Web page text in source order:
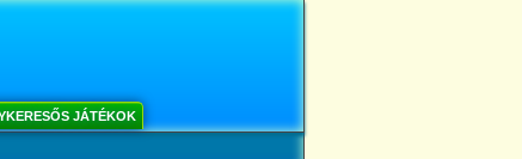
JÁTÉKOK